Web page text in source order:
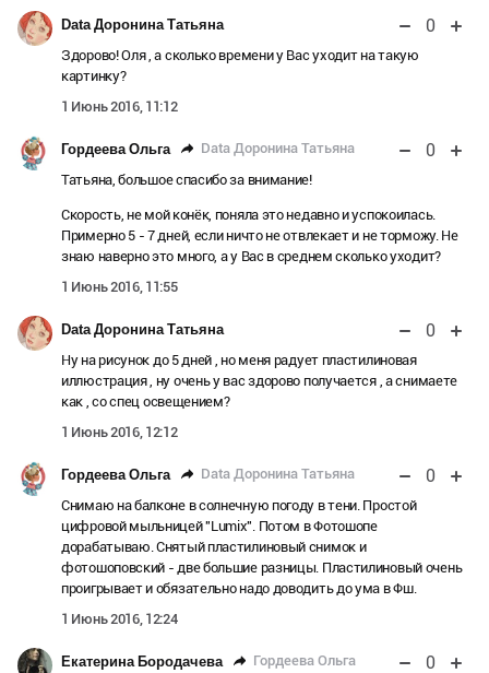
Data Доронина Татьяна 0
Здорово! Оля , а сколько времени у Вас уходит на такую
картинку?
1 Июнь 2016, 11:12
Гордеева Ольга Data Доронина Татьяна 0
Татьяна, большое спасибо за внимание!
Скорость, не мой конёк, поняла это недавно и успокоилась.
Примерно 5 - 7 дней, если ничто не отвлекает и не торможу. Не
знаю наверно это много, а у Вас в среднем сколько уходит?
1 Июнь 2016, 11:55
Data Доронина Татьяна 0
Ну на рисунок до 5 дней , но меня радует пластилиновая
иллюстрация , ну очень у вас здорово получается , а снимаете
как , со спец освещением?
1 Июнь 2016, 12:12
Гордеева Ольга Data Доронина Татьяна 0
Снимаю на балконе в солнечную погоду в тени. Простой
цифровой мыльницей "Lumix". Потом в Фотошопе
дорабатываю. Снятый пластилиновый снимок и
фотошоповский - две большие разницы. Пластилиновый очень
проигрывает и обязательно надо доводить до ума в Фш.
1 Июнь 2016, 12:24
Екатерина Бородачева Гордеева Ольга 0